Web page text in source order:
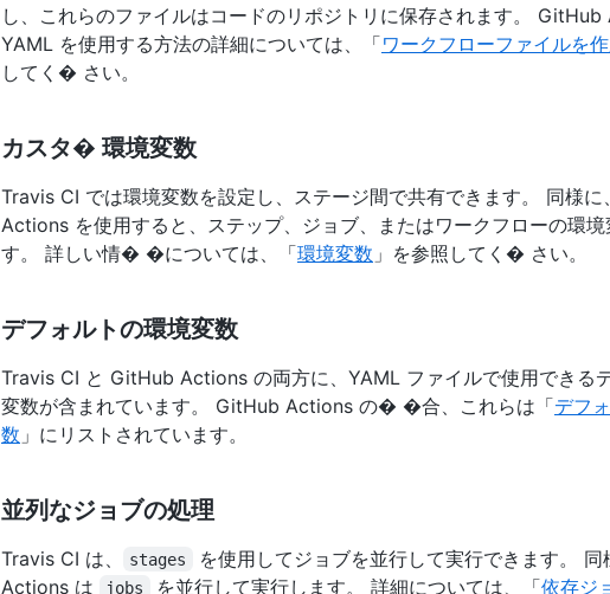
し、これらのファイルはコードのリポジトリに保存されます。
YAML を使用する方法の詳細については、「ワークフローファイルを
してく� さい。
カスタ� 環境変数
Travis CI では環境変数を設定し、ステージ間で共有できます。 同様
Actions を使用すると、ステップ、ジョブ、またはワークフローの環境
す。 詳しい情� �については、「環境変数 」を参照してく� さい。
デフォルトの環境変数
Travis CI と GitHub Actions の両方に、YAML ファイルで使用できる
変数が含まれています。 GitHub Actions の� �合、これらは「デフ
数 」にリストされています。
並列なジョブの処理
Travis CI は、 stages
を使用してジョブを並行して実行できます。
Actions は
jobs を並行して実行します。 詳細については、「依存ジ